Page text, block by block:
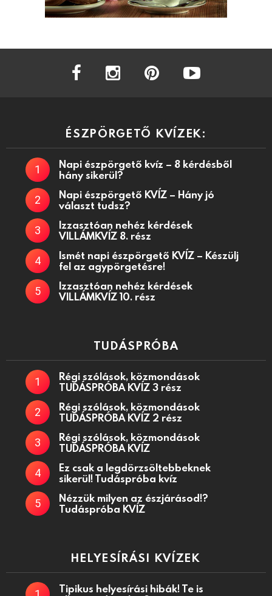
facebook instagram
ÉSZPÖRGETŐ KVÍZEK:
Napi észpörgető kvíz – 8 kérdésből
hány sikerül?
Napi észpörgető KVÍZ – Hány jó
választ tudsz?
Izzasztóan nehéz kérdések
VILLÁMKVÍZ 8. rész
Ismét napi észpörgető KVÍZ – Készülj
fel az agypörgetésre!
Izzasztóan nehéz kérdések
VILLÁMKVÍZ 10. rész
TUDÁSPRÓBA
Régi szólások, közmondások
TUDÁSPRÓBA KVÍZ 3 rész
Régi szólások, közmondások
TUDÁSPRÓBA KVÍZ 2 rész
Régi szólások, közmondások
TUDÁSPRÓBA KVÍZ
Ez csak a legdörzsöltebbeknek
sikerül! Tudáspróba kvíz
Nézzük milyen az észjárásod!?
Tudáspróba KVÍZ
HELYESÍRÁSI KVÍZEK
Tipikus helyesírási hibák! Te is